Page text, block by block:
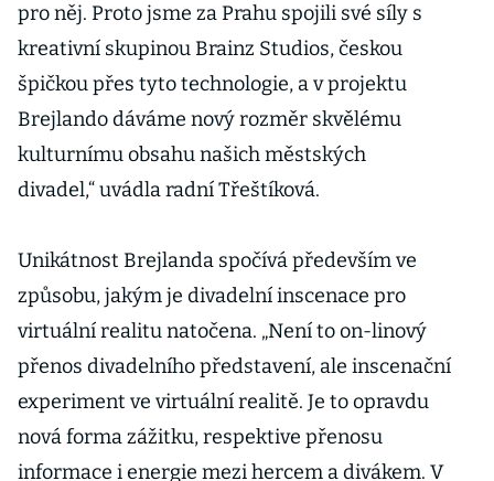
pro něj. Proto jsme za Prahu spojili své síly s
kreativní skupinou Brainz Studios, českou
špičkou přes tyto technologie, a v projektu
Brejlando dáváme nový rozměr skvělému
kulturnímu obsahu našich městských
divadel,“ uvádla radní Třeštíková.
Unikátnost Brejlanda spočívá především ve
způsobu, jakým je divadelní inscenace pro
virtuální realitu natočena. „Není to on-linový
přenos divadelního představení, ale inscenační
experiment ve virtuální realitě. Je to opravdu
nová forma zážitku, respektive přenosu
informace i energie mezi hercem a divákem. V